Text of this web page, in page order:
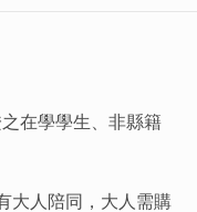
在學學生、非縣籍
大人陪同，大人需購